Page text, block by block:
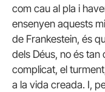
com cau al pla i
ensenyen aquests
de Frankestein, és
dels Déus, no és tan
complicat, el
a la vida creada. I,